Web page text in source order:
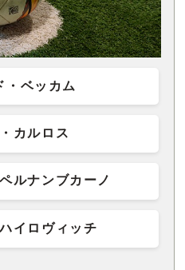
・ベッカム
カルロス
ルナンブカーノ
イロヴィッチ